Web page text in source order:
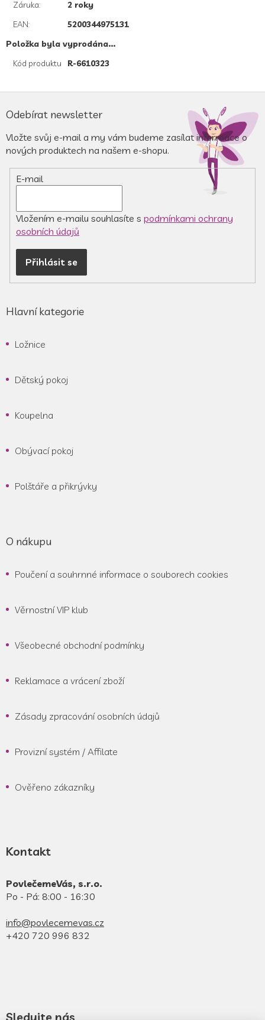
Záruka:
2 roky
EAN:
5200344975131
Položka byla vyprodána…
Kód produktu
R-6610323
á
a
Odebírat newsletter
Vložte svůj e-mail a my vám budeme zasílat informace o
nových produktech na našem e-shopu.
E-mail
Vložením e-mailu souhlasíte s podmínkami ochrany
osobních údajů
Přihlásit se
Hlavní kategorie
Ložnice
Dětský pokoj
Koupelna
Obývací pokoj
Polštáře a přikrývky
O nákupu
Poučení a souhrnné informace o souborech cookies
Věrnostní VIP klub
Všeobecné obchodní podmínky
Reklamace a vrácení zboží
Zásady zpracování osobních údajů
Provizní systém / Affilate
Ověřeno zákazníky
Kontakt
PovlečemeVás, s.r.o.
Po - Pá: 8:00 - 16:30
info@povlecemevas.cz
+420 720 996 832
Sledujte nás